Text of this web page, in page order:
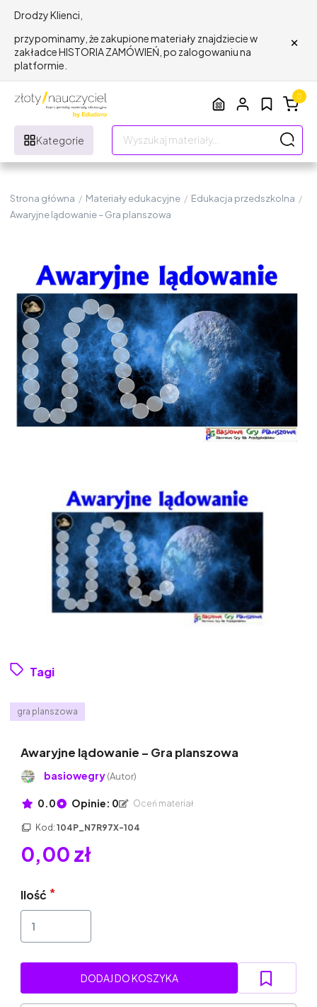
Drodzy Klienci,
przypominamy, że zakupione materiały znajdziecie w
zakładce HISTORIA ZAMÓWIEŃ, po zalogowaniu na
platformie.
×
Kategorie
0
Strona główna / Materiały edukacyjne / Edukacja przedszkolna /
Awaryjne lądowanie – Gra planszowa
Tagi
gra planszowa
Awaryjne lądowanie – Gra planszowa
basiowegry(Autor)
0.0 Opinie: 0 Oceń materiał
Kod: 104P_N7R97X-104
0,00 zł
Ilość
DODAJ DO KOSZYKA